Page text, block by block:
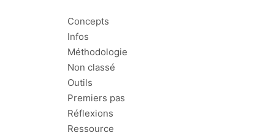
Concepts
Infos
Méthodologie
Non classé
Outils
Premiers pas
Réflexions
Ressource